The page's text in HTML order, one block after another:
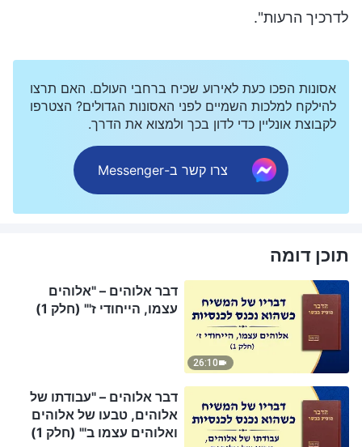
לדרכיך הרעות".
אסונות הפכו כעת לאירוע שכיח ברחבי העולם. האם תרצו
להילקח למלכות השמיים לפני האסונות הגדולים? הצטרפו
לקבוצת אונליין כדי לדון בכך ולמצוא את הדרך.
צרו קשר ב-Messenger
תוכן דומה
26:10
דבר אלוהים – "אלוהים
עצמו, הייחודי ז'" (חלק 1)
דבר אלוהים – "עבודתו של
אלוהים, טבעו של אלוהים
ואלוהים עצמו ב'" (חלק 1)